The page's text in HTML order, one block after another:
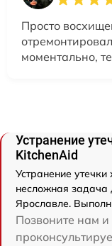
Просто
моментально,
Устранение
KitchenAid
Устранение
несложная задача
Ярославле.
Позвоните нам